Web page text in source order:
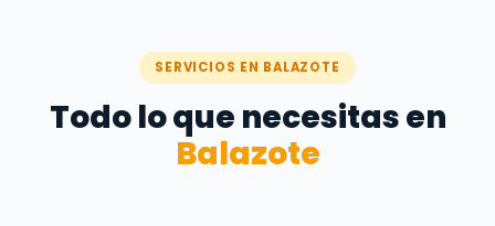
SERVICIOS EN BALAZOTE
Todo lo que necesitas en
Balazote